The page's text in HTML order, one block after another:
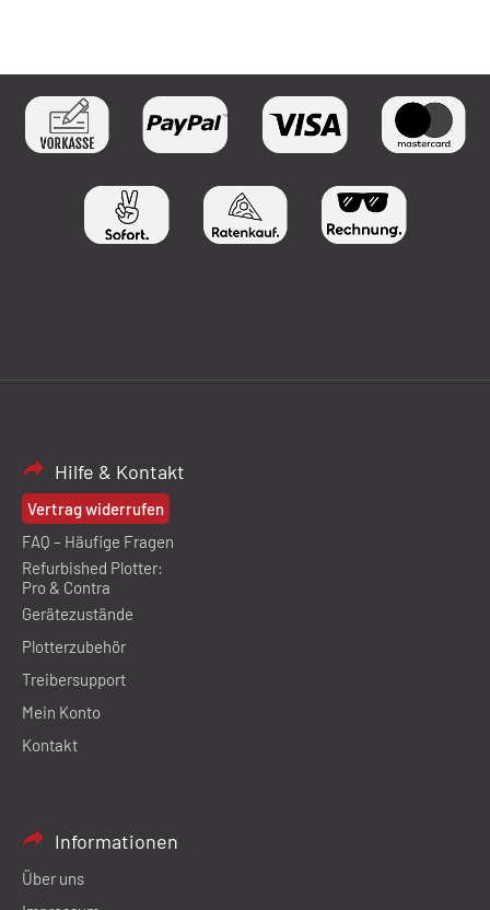
Hilfe & Kontakt
Vertrag widerrufen
FAQ – Häufige Fragen
Refurbished Plotter:
Pro & Contra
Gerätezustände
Plotterzubehör
Treibersupport
Mein Konto
Kontakt
Informationen
Über uns